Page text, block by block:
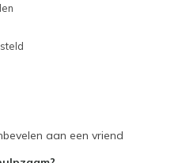
aan een vriend